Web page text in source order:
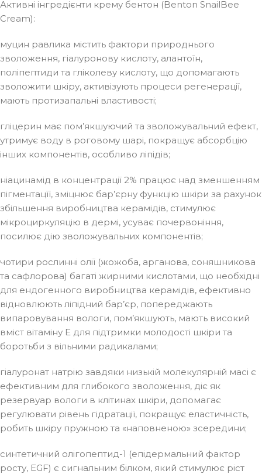
Активні інгредієнти крему бентон (Benton SnailBee
Cream):
муцин равлика містить фактори природнього
зволоження, гіалуронову кислоту, алантоїн,
поліпептиди та гліколеву кислоту, що допомагають
зволожити шкіру, активізують процеси регенерації,
мають протизапальні властивості;
гліцерин має пом’якшуючий та зволожувальний ефект,
утримує воду в роговому шарі, покращує абсорбцію
інших компонентів, особливо ліпідів;
ніацинамід в концентрації 2% працює над зменшенням
пігментацїї, зміцнює бар’єрну функцію шкіри за рахунок
збільшення виробництва керамідів, стимулює
мікроциркуляцію в дермі, усуває почервоніння,
посилює дію зволожувальних компонентів;
чотири рослинні олії (жожоба, арганова, соняшникова
та сафлорова) багаті жирними кислотами, що необхідні
для ендогенного виробництва керамідів, ефективно
відновлюють ліпідний бар’єр, попереджають
випаровування вологи, пом’якшують, мають високий
вміст вітаміну Е для підтримки молодості шкіри та
боротьби з вільними радикалами;
гіалуронат натрію завдяки низькій молекулярній масі є
ефективним для глибокого зволоження, діє як
резервуар вологи в клітинах шкіри, допомагає
регулювати рівень гідратації, покращує еластичність,
робить шкіру пружною та «наповненою» зсередини;
синтетичний олігопептид-1 (епідермальний фактор
росту, EGF) є сигнальним білком, який стимулює ріст